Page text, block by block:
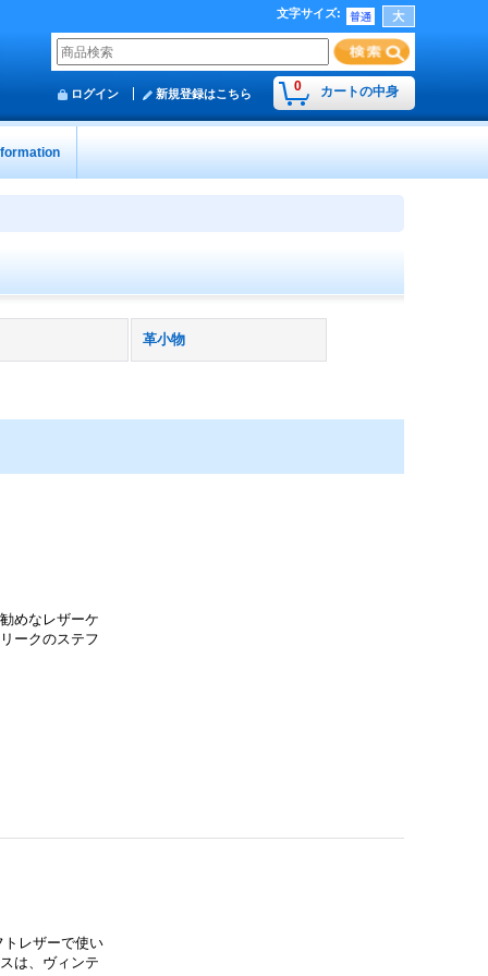
文字サイズ:
0 カートの中身
ログイン 新規登録はこちら
革小物
めなレザーケ
ークのステフ
レザーで使い
は、ヴィンテ